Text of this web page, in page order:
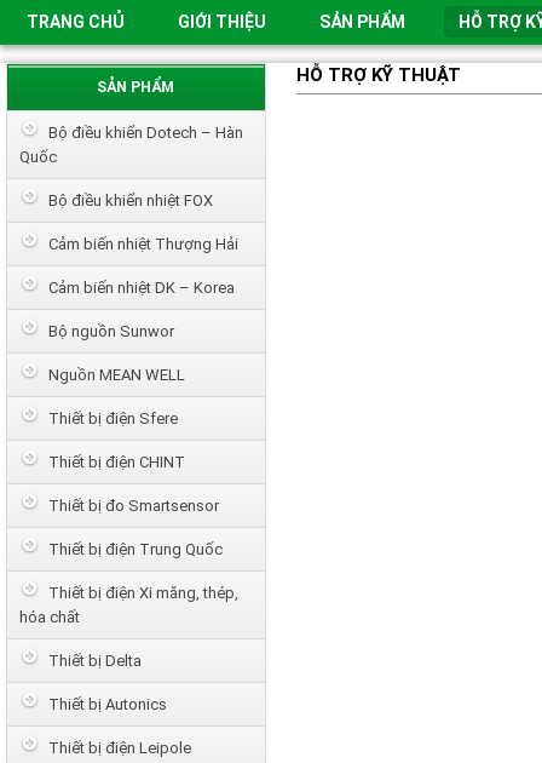
TRANG CHỦ GIỚI THIỆU SẢN PHẨM HỖ TRỢ
HỖ TRỢ KỸ THUẬT
SẢN PHẨM
Bộ điều khiển Dotech – Hàn
Quốc
Bộ điều khiển nhiệt FOX
Cảm biến nhiệt Thượng Hải
Cảm biến nhiệt DK – Korea
Bộ nguồn Sunwor
Nguồn MEAN WELL
Thiết bị điện Sfere
Thiết bị điện CHINT
Thiết bị đo Smartsensor
Thiết bị điện Trung Quốc
Thiết bị điện Xi măng, thép,
hóa chất
Thiết bị Delta
Thiết bị Autonics
Thiết bị điện Leipole